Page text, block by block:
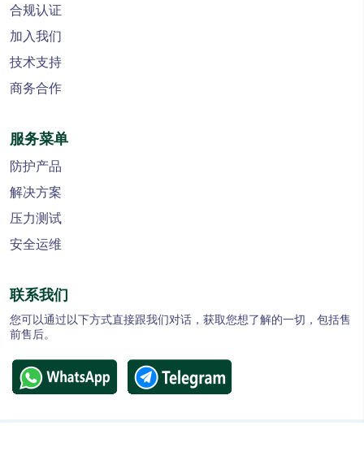
合规认证
加入我们
技术支持
商务合作
服务菜单
防护产品
解决方案
压力测试
安全运维
联系我们
您可以通过以下方式直接跟我们对话，获取您想了解的一切，包括售
前售后。